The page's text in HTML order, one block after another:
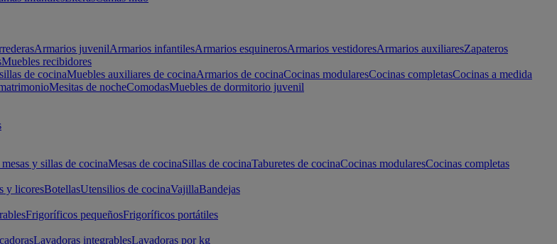
Armarios juvenilArmarios infantilesArmarios esquinerosArmarios vestidoresArmarios auxiliaresZapateros
Muebles recibidores
de cocinaMuebles auxiliares de cocinaArmarios de cocinaCocinas modularesCocinas completasCocinas a medida
Mesitas de nocheComodasMuebles de dormitorio juvenil
y sillas de cocinaMesas de cocinaSillas de cocinaTaburetes de cocinaCocinas modularesCocinas completas
y licoresBotellasUtensilios de cocinaVajillaBandejas
Frigoríficos pequeñosFrigoríficos portátiles
Lavadoras integrablesLavadoras por kg